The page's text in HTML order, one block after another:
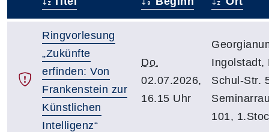
Ringvorlesung
„Zukünfte
erfinden: Von
Frankenstein zur
Künstlichen
Intelligenz“
Do.
02.07.2026,
16.15 Uhr
Ingolstadt,
Schul-Str.
101,